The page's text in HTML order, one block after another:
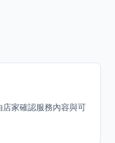
家確認服務內容與可